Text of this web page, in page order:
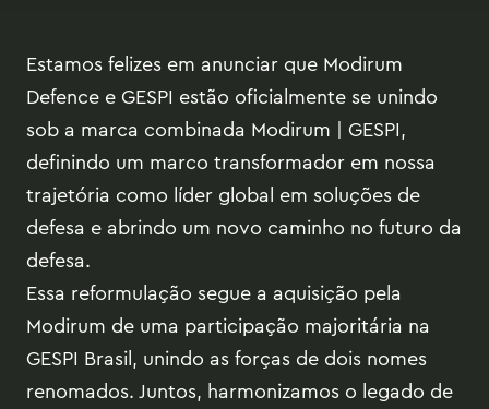
Estamos felizes em anunciar que Modirum
Defence e GESPI estão oficialmente se unindo
sob a marca combinada Modirum | GESPI,
definindo um marco transformador em nossa
trajetória como líder global em soluções de
defesa e abrindo um novo caminho no futuro da
defesa.
Essa reformulação segue a aquisição pela
Modirum de uma participação majoritária na
GESPI Brasil, unindo as forças de dois nomes
renomados. Juntos, harmonizamos o legado de